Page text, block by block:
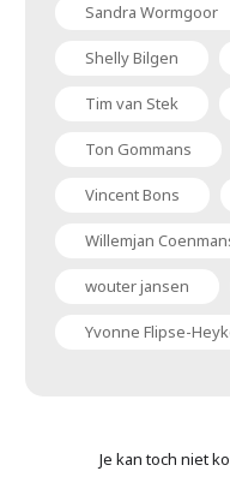
Sandra Wormgoor
Shelly Bilgen
Tim van Stek
Ton Gommans
Vincent Bons
Willemjan
wouter jansen
Yvonne Flipse-
Je kan toch niet